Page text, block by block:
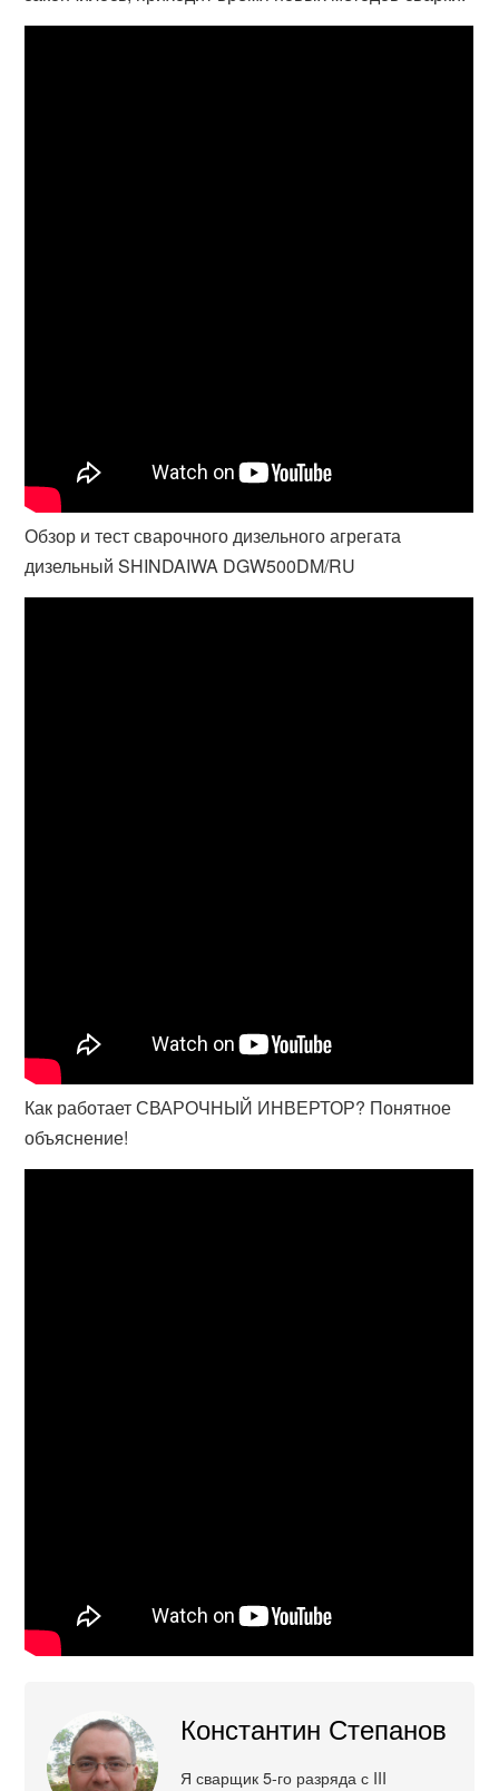
Обзор и тест сварочного дизельного агрегата
дизельный SHINDAIWA DGW500DM/RU
Как работает СВАРОЧНЫЙ ИНВЕРТОР? Понятное
объяснение!
Константин Степанов
Я сварщик 5-го разряда с III